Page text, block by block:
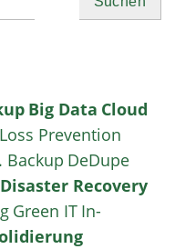
Big Data Cloud
Prevention
Backup DeDupe
Disaster Recovery
Green IT In-